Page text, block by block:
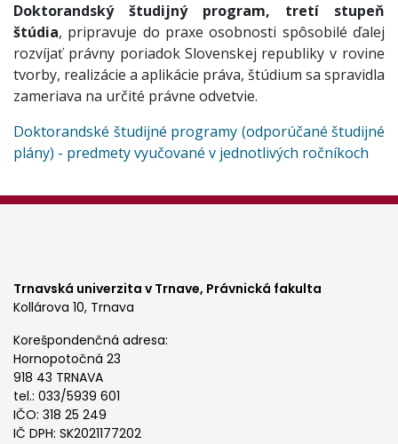
Doktorandský študijný program, tretí stupeň
štúdia, pripravuje do praxe osobnosti spôsobilé ďalej
rozvíjať právny poriadok Slovenskej republiky v rovine
tvorby, realizácie a aplikácie práva, štúdium sa spravidla
zameriava na určité právne odvetvie.
Doktorandské študijné programy (odporúčané študijné
plány) - predmety vyučované v jednotlivých ročníkoch
Trnavská univerzita v Trnave, Právnická fakulta
Kollárova 10, Trnava
Korešpondenčná adresa:
Hornopotočná 23
918 43 TRNAVA
tel.: 033/5939 601
IČO: 318 25 249
IČ DPH: SK2021177202